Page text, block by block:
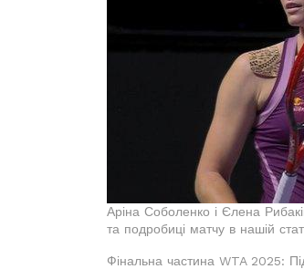
Аріна Соболенко і Єлена
та подробиці матчу в нашій
Фінальна частина WTA 2025: